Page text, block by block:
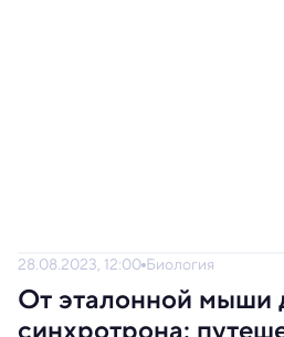
28.08.2023, 12:00 Биология
От эталонной мыши